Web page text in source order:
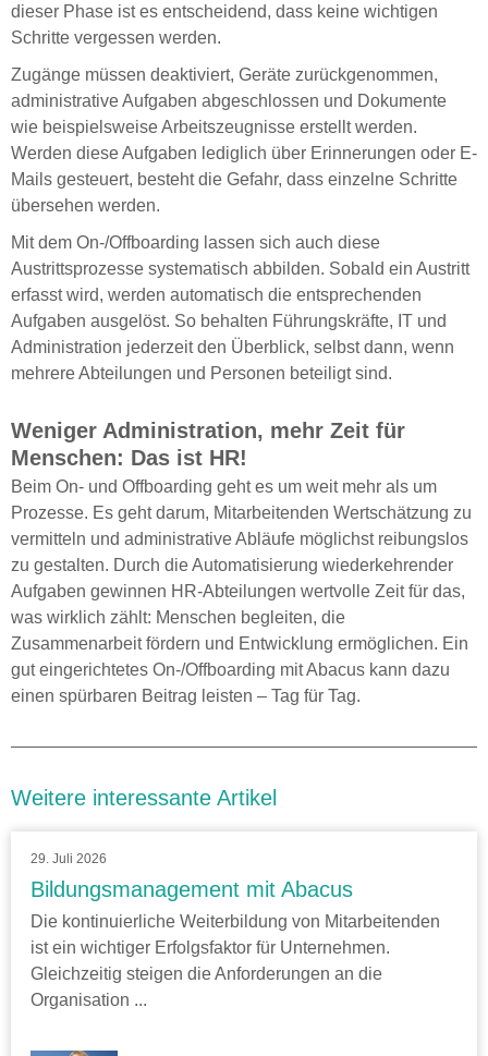
dieser Phase ist es entscheidend, dass keine wichtigen
Schritte vergessen werden.
Zugänge müssen deaktiviert, Geräte zurückgenommen,
administrative Aufgaben abgeschlossen und Dokumente
wie beispielsweise Arbeitszeugnisse erstellt werden.
Werden diese Aufgaben lediglich über Erinnerungen oder E-
Mails gesteuert, besteht die Gefahr, dass einzelne Schritte
übersehen werden.
Mit dem On-/Offboarding lassen sich auch diese
Austrittsprozesse systematisch abbilden. Sobald ein Austritt
erfasst wird, werden automatisch die entsprechenden
Aufgaben ausgelöst. So behalten Führungskräfte, IT und
Administration jederzeit den Überblick, selbst dann, wenn
mehrere Abteilungen und Personen beteiligt sind.
Weniger Administration, mehr Zeit für
Menschen: Das ist HR!
Beim On- und Offboarding geht es um weit mehr als um
Prozesse. Es geht darum, Mitarbeitenden Wertschätzung zu
vermitteln und administrative Abläufe möglichst reibungslos
zu gestalten. Durch die Automatisierung wiederkehrender
Aufgaben gewinnen HR-Abteilungen wertvolle Zeit für das,
was wirklich zählt: Menschen begleiten, die
Zusammenarbeit fördern und Entwicklung ermöglichen. Ein
gut eingerichtetes On-/Offboarding mit Abacus kann dazu
einen spürbaren Beitrag leisten – Tag für Tag.
Weitere interessante Artikel
29. Juli 2026
Bildungsmanagement mit Abacus
Die kontinuierliche Weiterbildung von Mitarbeitenden
ist ein wichtiger Erfolgsfaktor für Unternehmen.
Gleichzeitig steigen die Anforderungen an die
Organisation ...